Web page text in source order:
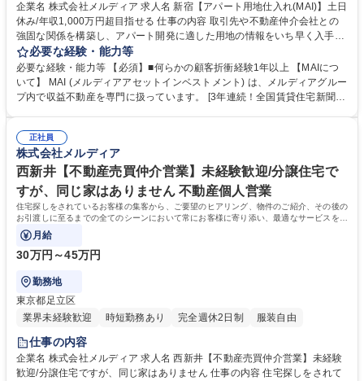
企業名 株式会社メルディア 求人名 新宿【アパート用地仕入れ(MAI)】土日
休み/年収1,000万円超目指せる 仕事の内容 取引先や不動産仲介会社との
強固な関係を構築し、アパート開発に適した用地の情報をいち早く入手し
ます。入手した情報に基づき、以下の具体的な業務を進めます。 ■事業計
画の策定: 入手した土地にどのようなアパートが建設可能か、どれくらい
の収益が見込めるかなど、具体的な企画を立案し、事業計画を作成しま
す。 ■多様な事業用地の仕入れ: アパートが主要なターゲットですが、ホ
約締結 募集職種 新宿【アパート用地仕入れ(MAI)】土日休み/年収1,000万
円超目指せる
必要な経験・能力等
必要な経験・能力等 【必須】■何らかの顧客折衝経験1年以上 【MAIにつ
いて】 MAI (メルディアアセットインベストメント) は、メルディアグルー
プ内で収益不動産を専門に扱っています。 [3年連続！全国賃貸住宅新聞社
高専 短大 専修学校 高校 語学力： 資格：宅地建物取引士
正社員
株式会社メルディア
西新井【不動産売買仲介営業】未経験歓迎/分譲住宅で
すが、同じ家はありません 不動産個人営業
住宅探しをされているお客様の集客から、ご要望のヒアリング、物件のご紹介、その後の
お引渡しに至るまでの全てのシーンにおいて常にお客様に寄り添い、最適なサービスを提
供していきます。価格×デザイン×立地
月給
30万円～45万円
勤務地
東京都足立区
業界未経験歓迎
時短勤務あり 完全週休2日制 服装自由
仕事の内容
企業名 株式会社メルディア 求人名 西新井【不動産売買仲介営業】未経験
歓迎/分譲住宅ですが、同じ家はありません 仕事の内容 住宅探しをされて